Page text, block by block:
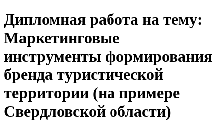
Дипломная работа на тему:
Маркетинговые
инструменты формирования
бренда туристической
территории (на примере
Свердловской области)